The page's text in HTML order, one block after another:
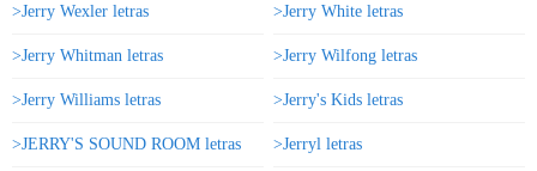
>Jerry Wexler letras >Jerry White letras
>Jerry Whitman letras >Jerry Wilfong letras
>Jerry Williams letras >Jerry's Kids letras
>JERRY'S SOUND ROOM letras >Jerryl letras